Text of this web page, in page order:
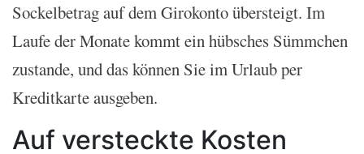
Sockelbetrag auf dem Girokonto übersteigt. Im
Laufe der Monate kommt ein hübsches Sümmchen
zustande, und das können Sie im Urlaub per
Kreditkarte ausgeben.
Auf versteckte Kosten